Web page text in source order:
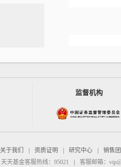
监督机构
关于我们 资质证明 研究中心
销售
天天基金客服热线：95021
客服邮箱：